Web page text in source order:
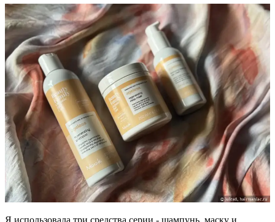
Я использовала три средства серии - шампунь, маску и